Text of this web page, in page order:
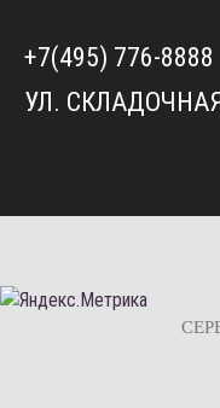
+7(495) 776-8888
УЛ.